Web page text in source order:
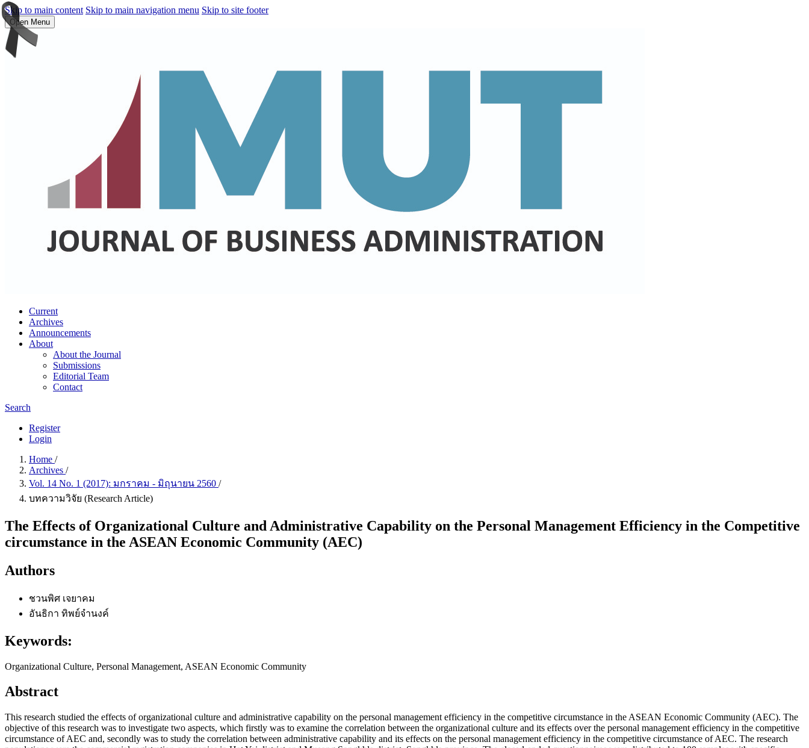
Skip to main content Skip to main navigation menu Skip to site footer
Open Menu
Current
Archives
Announcements
About
About the Journal
Submissions
Editorial Team
Contact
Search
Register
Login
Home /
Archives /
Vol. 14 No. 1 (2017): มกราคม - มิถุนายน 2560 /
บทความวิจัย (Research Article)
The Effects of Organizational Culture and Administrative Capability on the Personal Management Efficiency in the Competitive
circumstance in the ASEAN Economic Community (AEC)
Authors
ชวนพิศ เจยาคม
อันธิกา ทิพย์จำนงค์
Keywords:
Organizational Culture, Personal Management, ASEAN Economic Community
Abstract
This research studied the effects of organizational culture and administrative capability on the personal management efficiency in the competitive circumstance in the ASEAN Economic Community (AEC). The
objective of this research was to investigate two aspects, which firstly was to examine the correlation between the organizational culture and its effects over the personal management efficiency in the competitive
circumstance of AEC and, secondly was to study the correlation between administrative capability and its effects on the personal management efficiency in the competitive circumstance of AEC. The research